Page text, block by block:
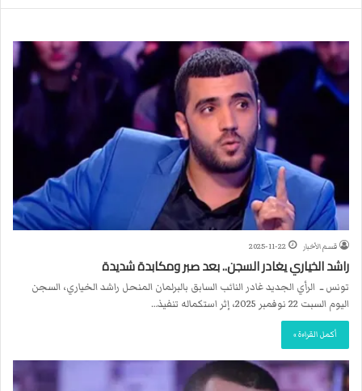
قسم الأخبار 2025-11-22
راشد الخياري يغادر السجن.. بعد صبر ومكابدة شديدة
تونس ــ الرأي الجديد غادر النائب السابق بالبرلمان المنحل راشد الخياري، السجن
اليوم السبت 22 نوفمبر 2025، إثر استكماله تنفيذ…
أكمل القراءة »